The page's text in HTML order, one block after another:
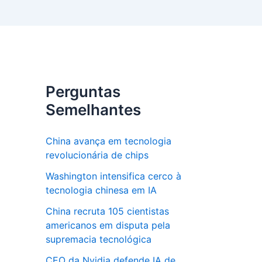
Perguntas
Semelhantes
China avança em tecnologia
revolucionária de chips
Washington intensifica cerco à
tecnologia chinesa em IA
China recruta 105 cientistas
americanos em disputa pela
supremacia tecnológica